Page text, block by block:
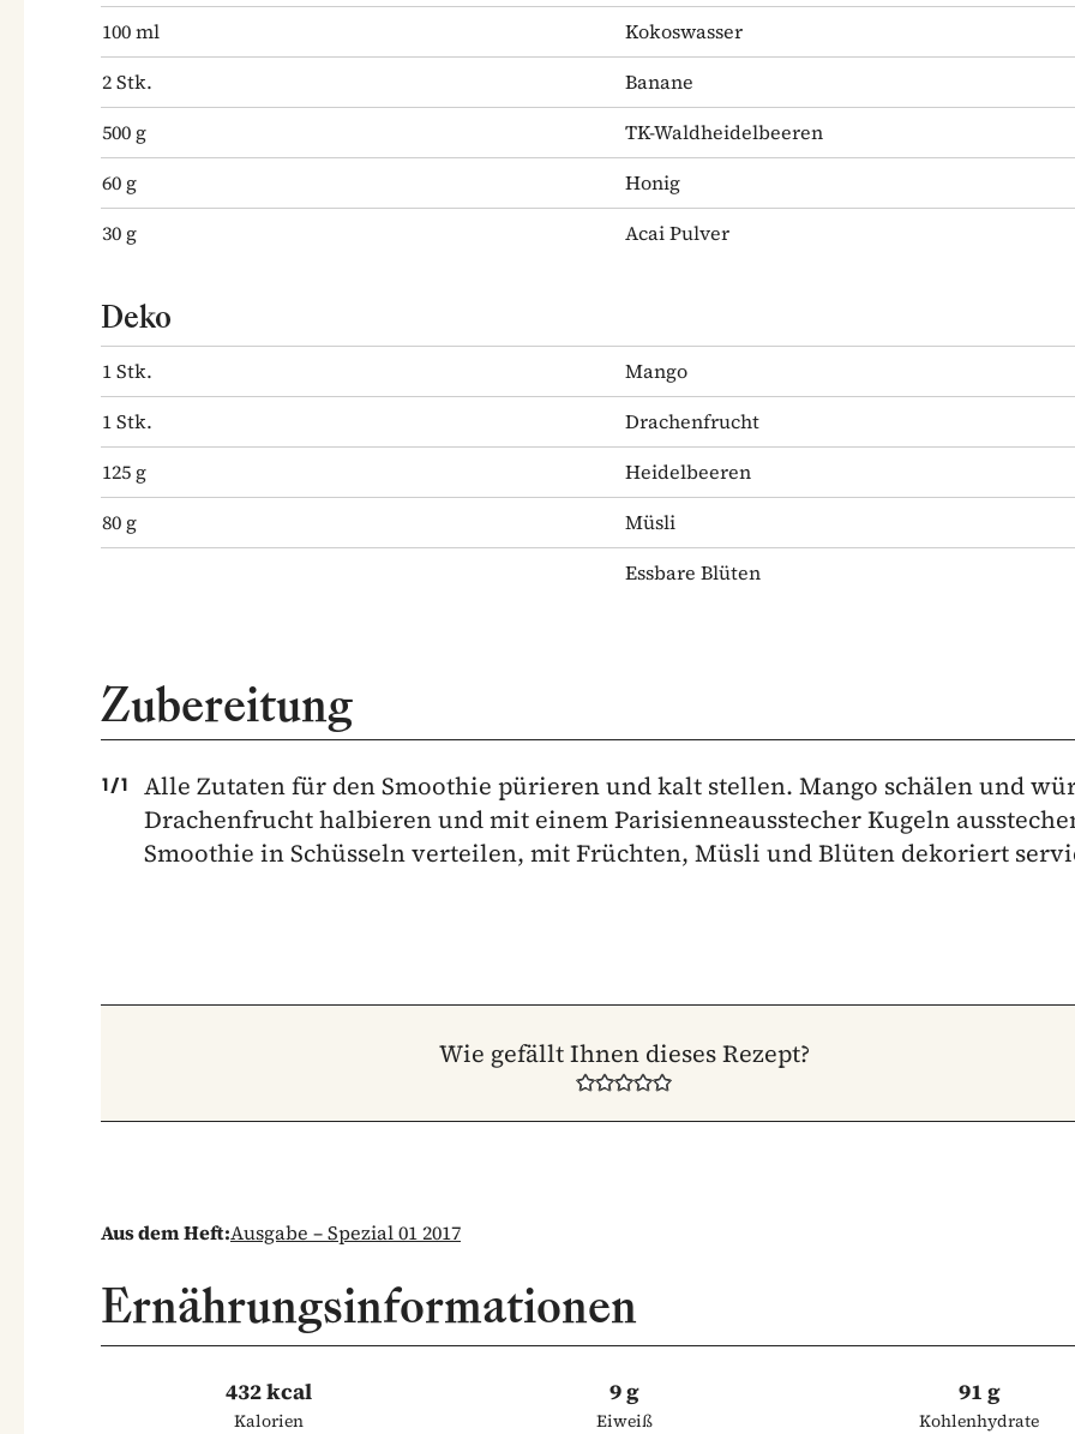
100ml
Kokoswasser
2Stk.
Banane
500 g
TK-Waldheidelbeeren
60 g
Honig
30 g Acai Pulver
Deko
1Stk.
Mango
1Stk.
Drachenfrucht
125 g
Heidelbeeren
80 g
Müsli
Essbare Blüten
Zubereitung
1/1
Alle Zutaten für den Smoothie pürieren und kalt stellen. Mango schälen und
Drachenfrucht halbieren und mit einem Parisienneausstecher Kugeln
Smoothie in Schüsseln verteilen, mit Früchten, Müsli und Blüten dekoriert
Wie gefällt Ihnen dieses Rezept?
Aus dem Heft:Ausgabe – Spezial 01 2017
Ernährungsinformationen
432 kcal
Kalorien
9 g
Eiweiß
91 g
Kohlenhydrate